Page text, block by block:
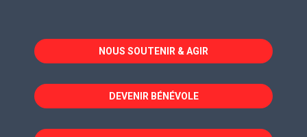
dans
une
fenêtre
dans
une
fenêtre
dans
une
fenêtre
NOUS SOUTENIR & AGIR
DEVENIR BÉNÉVOLE